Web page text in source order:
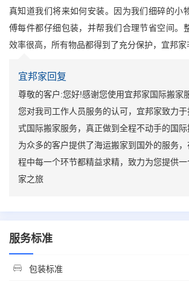
真知道我们将来如何安装。因为我们细碎的小
傅每件都仔细包装，并帮我们合理节省空间。
效率很高，所有物品都得到了充分保护，宜邦家
宜邦家回复
尊敬的客户:您好!感谢您使用宜邦家国际搬家
您对我司工作人员服务的认可，宜邦家致力
式国际搬家服务，真正做到全程不动手的国际
为众多的客户提供了海运搬家到国外的服务
程中每一个环节都精益求精，致力为您提供
家之旅
服务标准
包装标准